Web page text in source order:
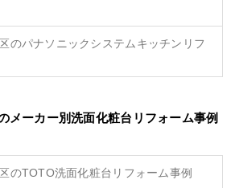
のパナソニックシステムキッチンリフ
メーカー別洗面化粧台リフォーム事例
のTOTO洗面化粧台リフォーム事例